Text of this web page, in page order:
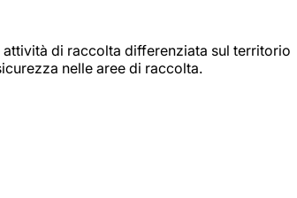
di raccolta differenziata sul territorio
nelle aree di raccolta.